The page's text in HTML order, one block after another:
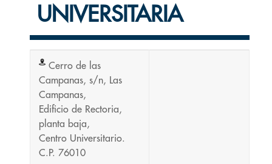
UNIVERSITARIA
Cerro de las
Campanas, s/n, Las
Campanas,
Edificio de Rectoria,
planta baja,
Centro Universitario.
C.P. 76010